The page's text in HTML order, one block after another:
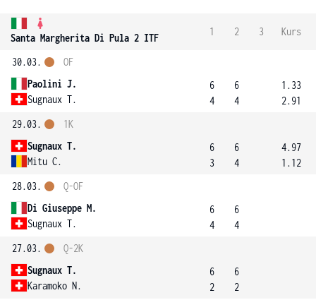
Santa Margherita Di Pula 2 ITF
1 2 3 Kurs
30.03.
Paolini J.
Sugnaux T.
OF
6
4
6
4
1.33
2.91
29.03.
Sugnaux T.
Mitu C.
1K
6
3
6
4
4.97
1.12
28.03.
Di Giuseppe M.
Sugnaux T.
Q-OF
6
4
6
4
27.03.
Sugnaux T.
Karamoko N.
Q-2K
6
2
6
2